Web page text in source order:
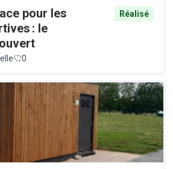
pour les
: le
Réalisé
0